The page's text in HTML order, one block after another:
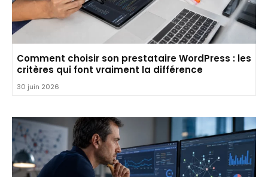
Comment choisir son prestataire WordPress : les
critères qui font vraiment la différence
30 juin 2026